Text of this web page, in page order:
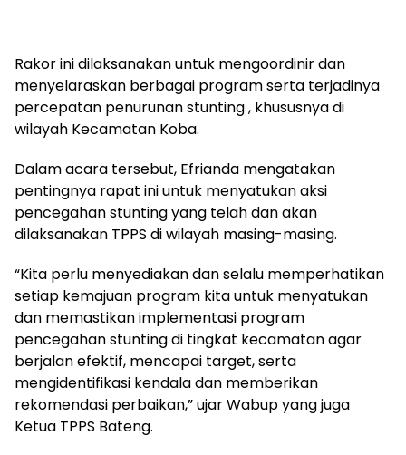
‎Rakor ini dilaksanakan untuk mengoordinir dan
menyelaraskan berbagai program serta terjadinya
percepatan penurunan stunting , khususnya di
wilayah Kecamatan Koba.
‎Dalam acara tersebut, Efrianda mengatakan
pentingnya rapat ini untuk menyatukan aksi
pencegahan stunting yang telah dan akan
dilaksanakan TPPS di wilayah masing-masing.
‎“Kita perlu menyediakan dan selalu memperhatikan
setiap kemajuan program kita untuk menyatukan
dan memastikan implementasi program
pencegahan stunting di tingkat kecamatan agar
berjalan efektif, mencapai target, serta
mengidentifikasi kendala dan memberikan
rekomendasi perbaikan,” ujar Wabup yang juga
Ketua TPPS Bateng.